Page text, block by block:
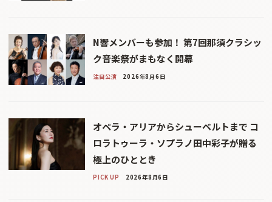
N響メンバーも参加！ 第7回那須クラシッ
ク音楽祭がまもなく開幕
注目公演 2026年8月6日
オペラ・アリアからシューベルトまで コ
ロラトゥーラ・ソプラノ田中彩子が贈る
極上のひととき
PICK UP 2026年8月6日